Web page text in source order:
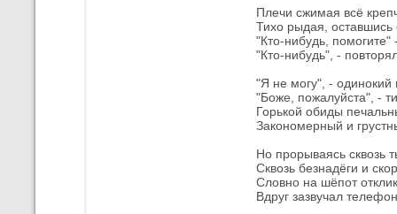
Плечи сжимая всё
Тихо рыдая, оставшись
"Кто-нибудь, помогите"
"Кто-нибудь", -
"Я не могу", - одинокий
"Боже, пожалуйста", -
Горькой обиды
Закономерный и
Но прорываясь сквозь
Сквозь безнадёги и
Словно на шёпот
Вдруг зазвучал